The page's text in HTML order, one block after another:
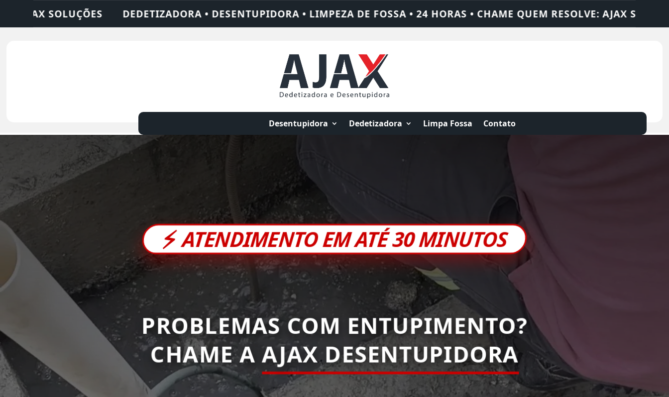
• DESENTUPIDORA • LIMPEZA DE FOSSA • 24 HORAS • CHAME QUEM RESOLVE: AJAX SOLUÇÕES DEDETIZADORA •
Desentupidora Dedetizadora Limpa Fossa Contato
⚡ATENDIMENTO EM ATÉ 30 MINUTOS
PROBLEMAS COM ENTUPIMENTO?
CHAME AAJAX DESENTUPIDORA